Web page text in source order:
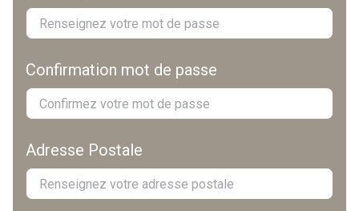
Confirmation mot de passe
Adresse Postale